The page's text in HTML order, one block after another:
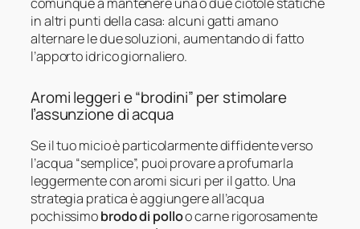
in altri punti della casa: alcuni gatti amano
alternare le due soluzioni, aumentando di fatto
l’apporto idrico giornaliero.
Aromi leggeri e “brodini” per stimolare
l’assunzione di acqua
Se il tuo micio è particolarmente diffidente verso
l’acqua “semplice”, puoi provare a profumarla
leggermente con aromi sicuri per il gatto. Una
strategia pratica è aggiungere all’acqua
pochissimobrodo di polloo carne rigorosamente